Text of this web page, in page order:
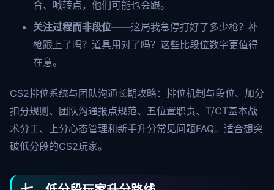
合、喊转点，他们可能也会跟。
关注过程而非段位——这局我急停打好了多少枪？补
枪跟上了吗？道具用对了吗？这些比段位数字更值得
在意。
CS2排位系统与团队沟通长期攻略：排位机制与段位、加分
扣分规则、团队沟通报点规范、五位置职责、T/CT基本战
术分工、上分心态管理和新手升分常见问题FAQ。适合想突
破低分段的CS2玩家。